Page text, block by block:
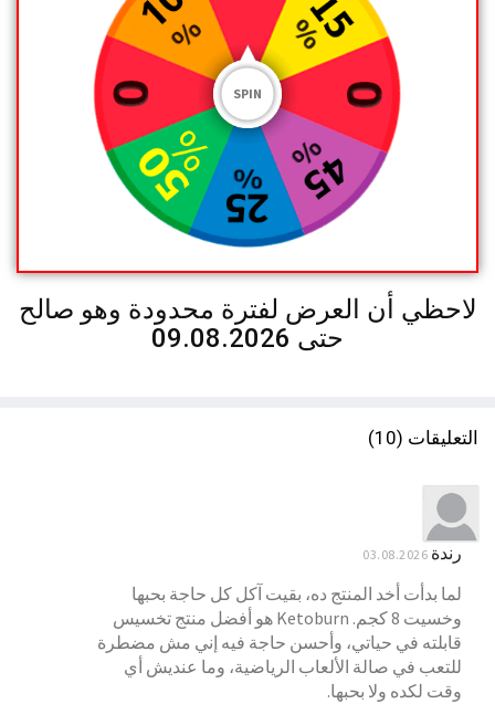
SPIN
لاحظي أن العرض لفترة محدودة وهو صالح
حتى 09.08.2026
التعليقات (10)
رندة 03.08.2026
لما بدأت أخد المنتج ده، بقيت آكل كل حاجة بحبها
وخسيت 8 كجم. Ketoburn هو أفضل منتج تخسيس
قابلته في حياتي، وأحسن حاجة فيه إني مش مضطرة
للتعب في صالة الألعاب الرياضية، وما عنديش أي
وقت لكده ولا بحبها.